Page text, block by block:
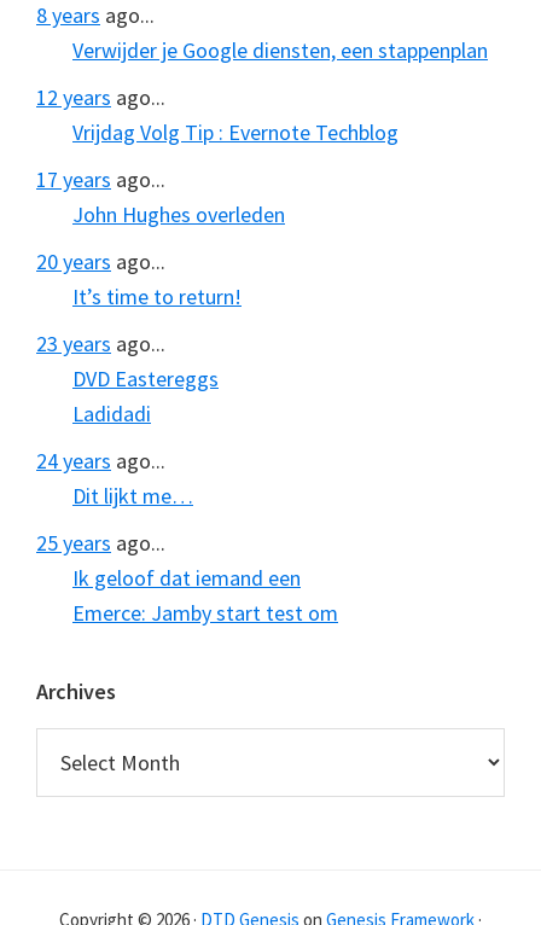
8 years ago...
Verwijder je Google diensten, een stappenplan
12 years ago...
Vrijdag Volg Tip : Evernote Techblog
17 years ago...
John Hughes overleden
20 years ago...
It’s time to return!
23 years ago...
DVD Eastereggs
Ladidadi
24 years ago...
Dit lijkt me…
25 years ago...
Ik geloof dat iemand een
Emerce: Jamby start test om
Archives
Copyright © 2026 · DTD Genesis on Genesis Framework ·